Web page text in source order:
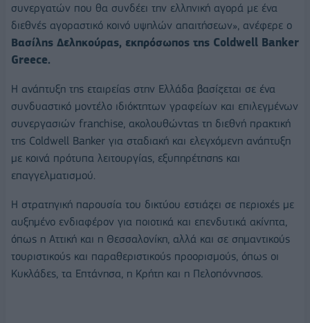
συνεργατών που θα συνδέει την ελληνική αγορά με ένα
διεθνές αγοραστικό κοινό υψηλών απαιτήσεων», ανέφερε ο
Βασίλης Δεληκούρας, εκπρόσωπος της Coldwell Banker
Greece.
Η ανάπτυξη της εταιρείας στην Ελλάδα βασίζεται σε ένα
συνδυαστικό μοντέλο ιδιόκτητων γραφείων και επιλεγμένων
συνεργασιών franchise, ακολουθώντας τη διεθνή πρακτική
της Coldwell Banker για σταδιακή και ελεγχόμενη ανάπτυξη
με κοινά πρότυπα λειτουργίας, εξυπηρέτησης και
επαγγελματισμού.
Η στρατηγική παρουσία του δικτύου εστιάζει σε περιοχές με
αυξημένο ενδιαφέρον για ποιοτικά και επενδυτικά ακίνητα,
όπως η Αττική και η Θεσσαλονίκη, αλλά και σε σημαντικούς
τουριστικούς και παραθεριστικούς προορισμούς, όπως οι
Κυκλάδες, τα Επτάνησα, η Κρήτη και η Πελοπόννησος.